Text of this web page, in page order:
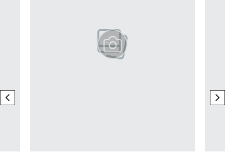
previous element